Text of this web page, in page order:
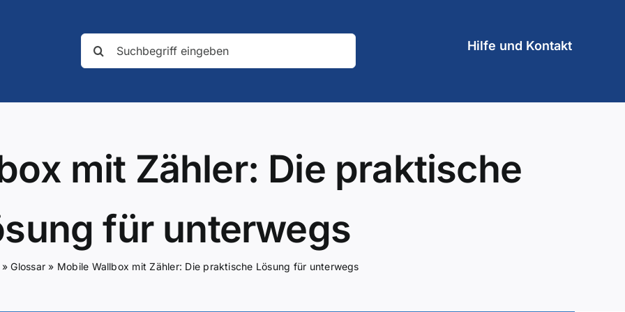
Suche
nach:
Hilfe und Kontakt
mit Zähler: Die praktische
für unterwegs
»Glossar » Mobile Wallbox mit Zähler: Die praktische Lösung für unterwegs